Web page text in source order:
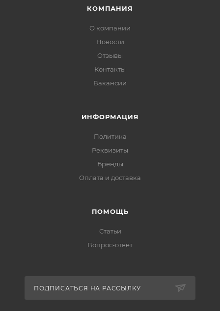
КОМПАНИЯ
О компании
Новости
Отзывы
Контакты
Вакансии
ИНФОРМАЦИЯ
Политика
Реквизиты
Бренды
Оплата и доставка
ПОМОЩЬ
Статьи
Вопрос-ответ
ПОДПИСАТЬСЯ НА РАССЫЛКУ